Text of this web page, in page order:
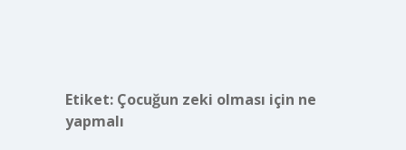
Etiket: Çocuğun zeki olması için ne
yapmalı